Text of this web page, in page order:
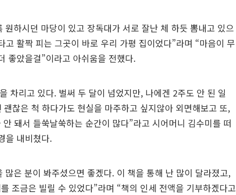
원하시던 마당이 있고 장독대가 서로 잘난 체 하듯 뽐내고 있으
고 활짝 피는 그곳이 바로 우리 가평 집이었다”라며 “마음이 무
좋았을걸”이라고 아쉬움을 전했다.
차리고 있다. 벌써 두 달이 넘었지만, 나에겐 2주도 안 된 일
찮은 척 하다가도 현실을 마주하고 싶지않아 외면해보고 또,
돼서 들쑥날쑥하는 순간이 많다”라고 시어머니 김수미를 떠
을 내비쳤다.
많은 분이 봐주셨으면 좋겠다. 이 책을 통해 난 많이 달라졌고,
조금은 빌릴 수 있었다”라며 “책의 인세 전액을 기부하겠다고